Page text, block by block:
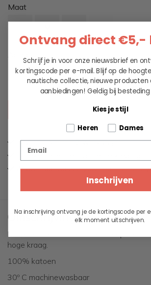
Maat
KIES EEN OPTIE
Leveren binnen 2 werkdagen
Unieke collectie maritieme kleding
Al 60+ jaar passie voor maritieme
Omschrijving
Katoenen vest in Bretonse streep met
hoge kraag.
100% katoen
30º C machinewasbaar
Ontvang direct
Schrijf je in voor onze nieuwsbrief en
kortingscode per e-mail. Blijf op de
nautische collectie, nieuwe producten
aanbiedingen! Geldig bij
Kies je stijl
Tell us about your pets
Heren Dames
Inschrijven
Na inschrijving ontvang je de kortingscode per
elk moment uitschrijven.